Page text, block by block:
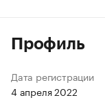
Профиль
Дата регистрации
4 апреля 2022